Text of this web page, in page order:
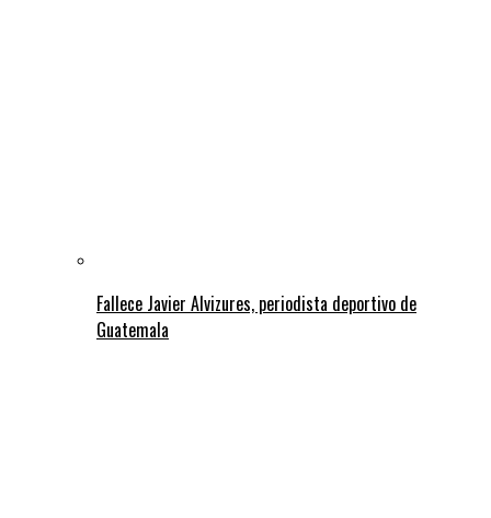
Fallece Javier Alvizures, periodista deportivo de
Guatemala